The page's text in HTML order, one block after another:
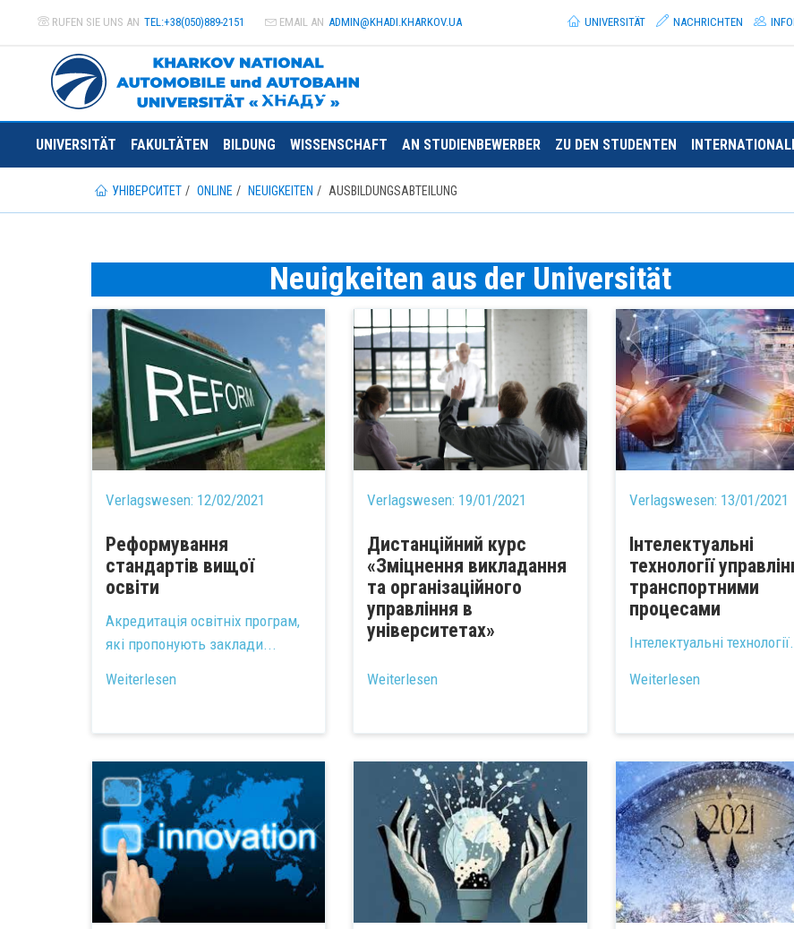
RUFEN SIE UNS AN TEL:+38(050)889-2151 EMAIL AN ADMIN@KHADI.KHARKOV.UA
UNIVERSITÄT
NACHRICHTEN
UNIVERSITÄT FAKULTÄTEN BILDUNG WISSENSCHAFT AN STUDIENBEWERBER ZU DEN STUDENTEN
УНІВЕРСИТЕТ ONLINE NEUIGKEITEN AUSBILDUNGSABTEILUNG
Neuigkeiten aus der Universität
Verlagswesen: 12/02/2021
Реформування
стандартів вищої
освіти
Акредитація освітніх програм,
які пропонують заклади...
Weiterlesen
Verlagswesen: 19/01/2021
Дистанційний курс
«Зміцнення викладання
та організаційного
управління в
університетах»
Weiterlesen
Verlagswesen: 13/01/2021
Інтелектуальні
технології
транспортними
процесами
Інтелектуальні
Weiterlesen